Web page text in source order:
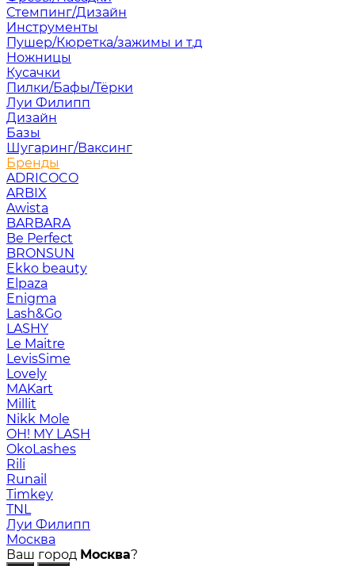
Стемпинг/Дизайн
Инструменты
Пушер/Кюретка/зажимы и т.д
Ножницы
Кусачки
Пилки/Бафы/Тёрки
Луи Филипп
Дизайн
Базы
Шугаринг/Ваксинг
Бренды
ADRICOCO
ARBIX
Awista
BARBARA
Be Perfect
BRONSUN
Ekko beauty
Elpaza
Enigma
Lash&Go
LASHY
Le Maitre
LevisSime
Lovely
MAKart
Millit
Nikk Mole
OH! MY LASH
OkoLashes
Rili
Runail
Timkey
TNL
Луи Филипп
Москва
Ваш город Москва?